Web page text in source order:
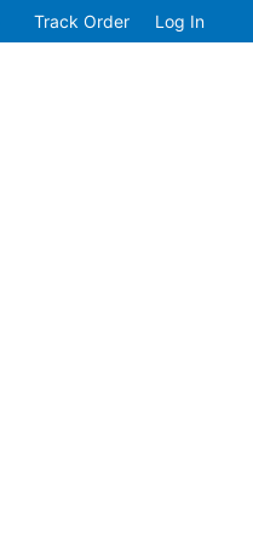
Track Order Log In